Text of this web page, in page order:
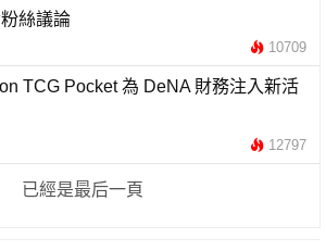
絲議論
10709
TCG Pocket 為 DeNA 財務注入新活
12797
已經是最后一頁